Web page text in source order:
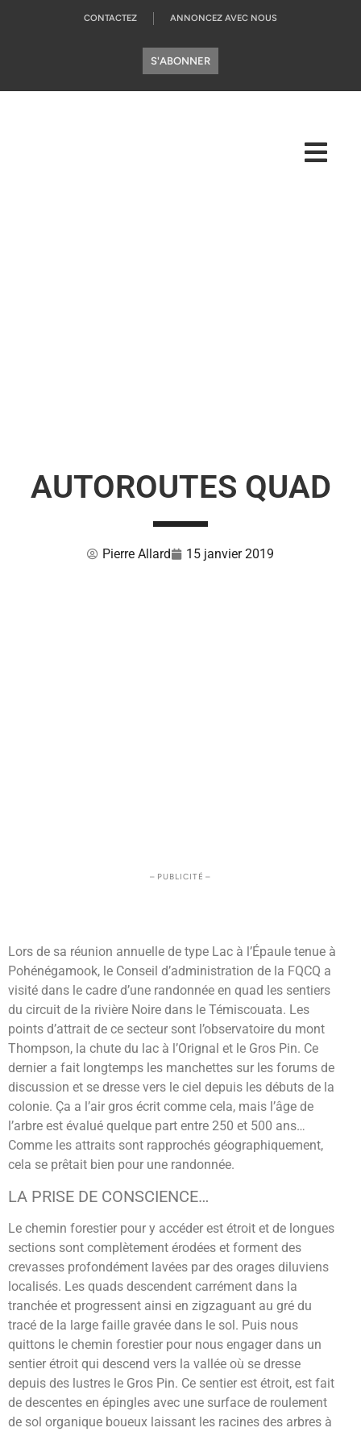
CONTACTEZ ANNONCEZ AVEC NOUS
S'ABONNER
AUTOROUTES QUAD
Pierre Allard 15 janvier 2019
– PUBLICITÉ –
Lors de sa réunion annuelle de type Lac à l’Épaule tenue à
Pohénégamook, le Conseil d’administration de la FQCQ a
visité dans le cadre d’une randonnée en quad les sentiers
du circuit de la rivière Noire dans le Témiscouata. Les
points d’attrait de ce secteur sont l’observatoire du mont
Thompson, la chute du lac à l’Orignal et le Gros Pin. Ce
dernier a fait longtemps les manchettes sur les forums de
discussion et se dresse vers le ciel depuis les débuts de la
colonie. Ça a l’air gros écrit comme cela, mais l’âge de
l’arbre est évalué quelque part entre 250 et 500 ans…
Comme les attraits sont rapprochés géographiquement,
cela se prêtait bien pour une randonnée.
LA PRISE DE CONSCIENCE…
Le chemin forestier pour y accéder est étroit et de longues
sections sont complètement érodées et forment des
crevasses profondément lavées par des orages diluviens
localisés. Les quads descendent carrément dans la
tranchée et progressent ainsi en zigzaguant au gré du
tracé de la large faille gravée dans le sol. Puis nous
quittons le chemin forestier pour nous engager dans un
sentier étroit qui descend vers la vallée où se dresse
depuis des lustres le Gros Pin. Ce sentier est étroit, est fait
de descentes en épingles avec une surface de roulement
de sol organique boueux laissant les racines des arbres à